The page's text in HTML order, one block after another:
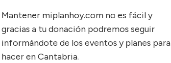
Mantener miplanhoy.com no es fácil y
gracias a tu donación podremos seguir
informándote de los eventos y planes para
hacer en Cantabria.